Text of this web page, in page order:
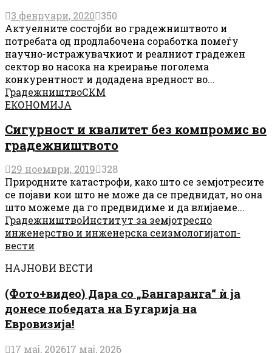
3 февруари, 2020 350
Актуелните состојби во градежништвото и
потребата од продлабочена соработка помеѓу
научно-истражувачкиот и реалниот градежен
сектор во насока на креирање поголема
конкурентност и додадена вредност во...
ГрадежништвоСКМ
ЕКОНОМИЈА
Сигурност и квалитет без компромис во
градежништвото
29 ноември, 2019 328
Природните катастрофи, како што се земјотресите
се појави кои што не може да се предвидат, но она
што можеме да го предвидиме и да влијаеме...
ГрадежништвоИнститут за земјотресно
инженерство и инженерска сеизмологијатоп-
вести
НАЈНОВИ ВЕСТИ
(Фото+видео) Дара со „Бангаранга“ ѝ ја
донесе победата на Бугарија на
Евровизија!
17 мај, 202617 мај, 2026